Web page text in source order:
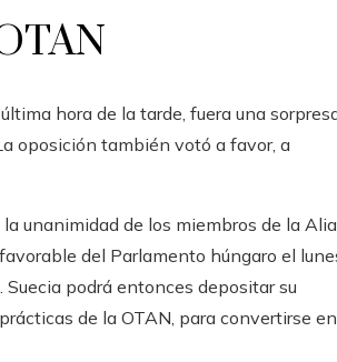
hora de la tarde, fuera una
oposición también votó a favor, a
unanimidad de los miembros de la
del Parlamento húngaro el
podrá entonces depositar su
de la OTAN, para convertirse